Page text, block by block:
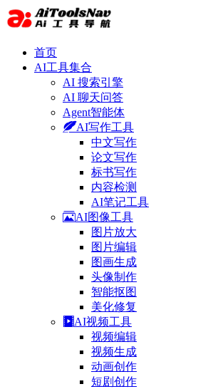
首页
AI工具集合
AI 搜索引擎
AI 聊天问答
Agent智能体
AI写作工具
中文写作
论文写作
标书写作
内容检测
AI笔记工具
AI图像工具
图片放大
图片编辑
图画生成
头像制作
智能抠图
美化修复
AI视频工具
视频编辑
视频生成
动画创作
短剧创作